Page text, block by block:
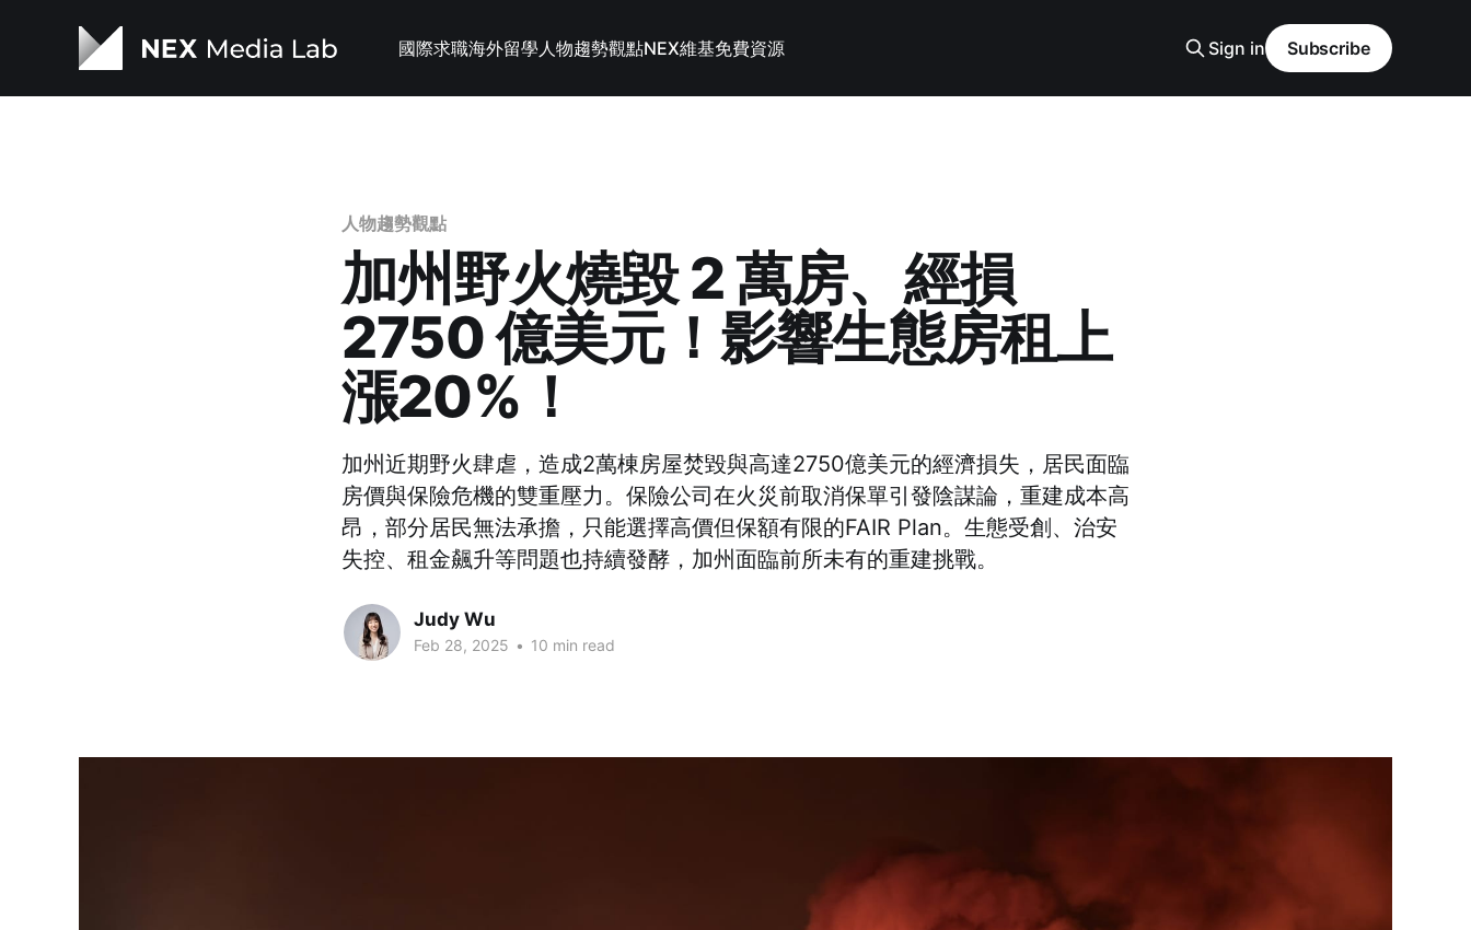
國際求職海外留學人物趨勢觀點NEX維基免費資源 Sign in Subscribe
人物趨勢觀點
加州野火燒毀 2 萬房、經損
2750 億美元！影響生態房租上
漲20%！
加州近期野火肆虐，造成2萬棟房屋焚毀與高達2750億美元的經濟損失，居民面臨
房價與保險危機的雙重壓力。保險公司在火災前取消保單引發陰謀論，重建成本高
昂，部分居民無法承擔，只能選擇高價但保額有限的FAIR Plan。生態受創、治安
失控、租金飆升等問題也持續發酵，加州面臨前所未有的重建挑戰。
Judy Wu
Feb 28, 2025 • 10 min read